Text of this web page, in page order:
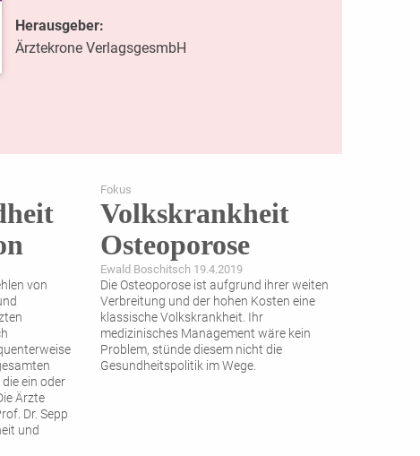
Herausgeber:
Ärztekrone VerlagsgesmbH
von
ein oder
Ärzte
Dr. Sepp
und
Fokus
Volkskrankheit
Osteoporose
Ewald Boschitsch 19.4.2019
Die Osteoporose ist aufgrund ihrer weiten
Verbreitung und der hohen Kosten eine
klassische Volkskrankheit. Ihr
medizinisches Management wäre kein
Problem, stünde diesem nicht die
Gesundheitspolitik im Wege.